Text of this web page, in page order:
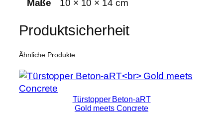
Maße
10 × 10 × 14 cm
Produktsicherheit
Ähnliche Produkte
Türstopper Beton-aRT
Gold meets Concrete